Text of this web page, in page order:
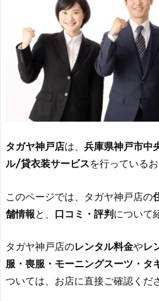
タガヤ神戸店は、 兵庫県神戸市中
ル/貸衣装サービスを行っているお
このページでは、タガヤ神戸店の
舗情報と、 口コミ・評判について
タガヤ神戸店のレンタル料金やレ
服・喪服・モーニングスーツ・タ
ついては、お店に直接ご確認くだ